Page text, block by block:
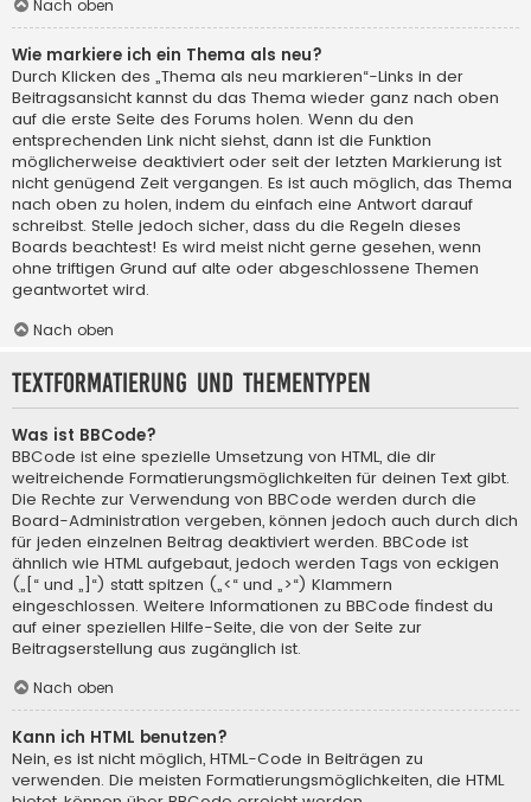
Nach oben
Wie markiere ich ein Thema als neu?
Durch Klicken des „Thema als neu markieren“-Links in der
Beitragsansicht kannst du das Thema wieder ganz nach oben
auf die erste Seite des Forums holen. Wenn du den
entsprechenden Link nicht siehst, dann ist die Funktion
möglicherweise deaktiviert oder seit der letzten Markierung ist
nicht genügend Zeit vergangen. Es ist auch möglich, das Thema
nach oben zu holen, indem du einfach eine Antwort darauf
schreibst. Stelle jedoch sicher, dass du die Regeln dieses
Boards beachtest! Es wird meist nicht gerne gesehen, wenn
ohne triftigen Grund auf alte oder abgeschlossene Themen
geantwortet wird.
Nach oben
Textformatierung und Thementypen
Was ist BBCode?
BBCode ist eine spezielle Umsetzung von HTML, die dir
weitreichende Formatierungsmöglichkeiten für deinen Text gibt.
Die Rechte zur Verwendung von BBCode werden durch die
Board-Administration vergeben, können jedoch auch durch dich
für jeden einzelnen Beitrag deaktiviert werden. BBCode ist
ähnlich wie HTML aufgebaut, jedoch werden Tags von eckigen
(„[“ und „]“) statt spitzen („<“ und „>“) Klammern
eingeschlossen. Weitere Informationen zu BBCode findest du
auf einer speziellen Hilfe-Seite, die von der Seite zur
Beitragserstellung aus zugänglich ist.
Nach oben
Kann ich HTML benutzen?
Nein, es ist nicht möglich, HTML-Code in Beiträgen zu
verwenden. Die meisten Formatierungsmöglichkeiten, die HTML